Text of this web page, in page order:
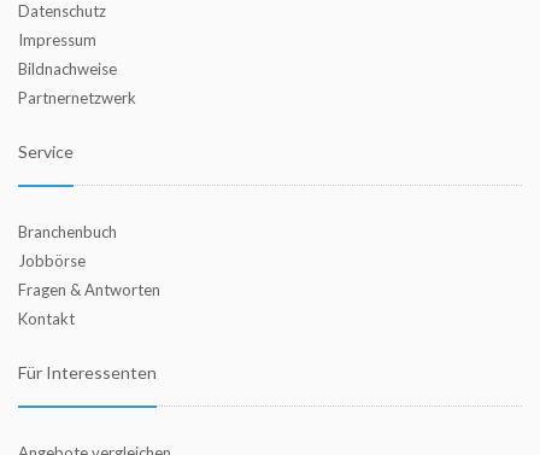
Datenschutz
Impressum
Bildnachweise
Partnernetzwerk
Service
Branchenbuch
Jobbörse
Fragen & Antworten
Kontakt
Für Interessenten